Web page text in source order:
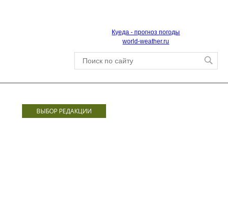
Куеда - прогноз погоды
world-weather.ru
ВЫБОР РЕДАКЦИИ